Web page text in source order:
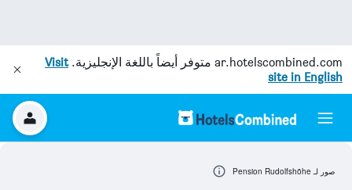
ar.hotelscombined.com متوفر أيضاً باللغة الإنجليزية.Visit
site in English
صور لـ Pension Rudolfshöhe